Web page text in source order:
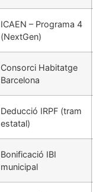
ICAEN – Programa 4
(NextGen)
Consorci Habitatge
Barcelona
Deducció IRPF (tram
estatal)
Bonificació IBI
municipal